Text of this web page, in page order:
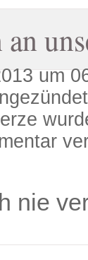
um
nie